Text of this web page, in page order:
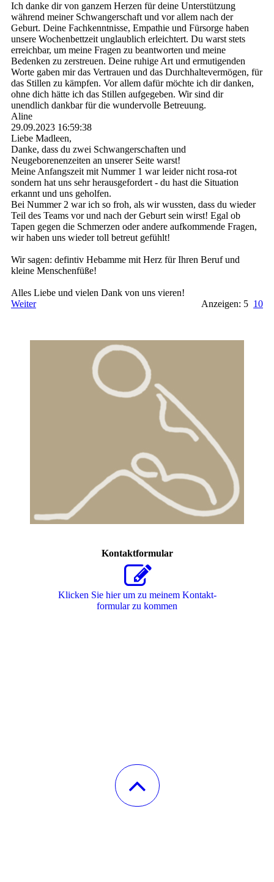
Ich danke dir von ganzem Herzen für deine Unterstützung
während meiner Schwangerschaft und vor allem nach der
Geburt. Deine Fachkenntnisse, Empathie und Fürsorge haben
unsere Wochenbettzeit unglaublich erleichtert. Du warst stets
erreichbar, um meine Fragen zu beantworten und meine
Bedenken zu zerstreuen. Deine ruhige Art und ermutigenden
Worte gaben mir das Vertrauen und das Durchhaltevermögen, für
das Stillen zu kämpfen. Vor allem dafür möchte ich dir danken,
ohne dich hätte ich das Stillen aufgegeben. Wir sind dir
unendlich dankbar für die wundervolle Betreuung.
Aline
29.09.2023 16:59:38
Liebe Madleen,
Danke, dass du zwei Schwangerschaften und
Neugeborenenzeiten an unserer Seite warst!
Meine Anfangszeit mit Nummer 1 war leider nicht rosa-rot
sondern hat uns sehr herausgefordert - du hast die Situation
erkannt und uns geholfen.
Bei Nummer 2 war ich so froh, als wir wussten, dass du wieder
Teil des Teams vor und nach der Geburt sein wirst! Egal ob
Tapen gegen die Schmerzen oder andere aufkommende Fragen,
wir haben uns wieder toll betreut gefühlt!
Wir sagen: defintiv Hebamme mit Herz für Ihren Beruf und
kleine Menschenfüße!
Alles Liebe und vielen Dank von uns vieren!
Weiter
Anzeigen: 5 10
Kontaktformular
Klicken Sie hier um zu meinem Kon­takt­
for­mu­lar zu kommen